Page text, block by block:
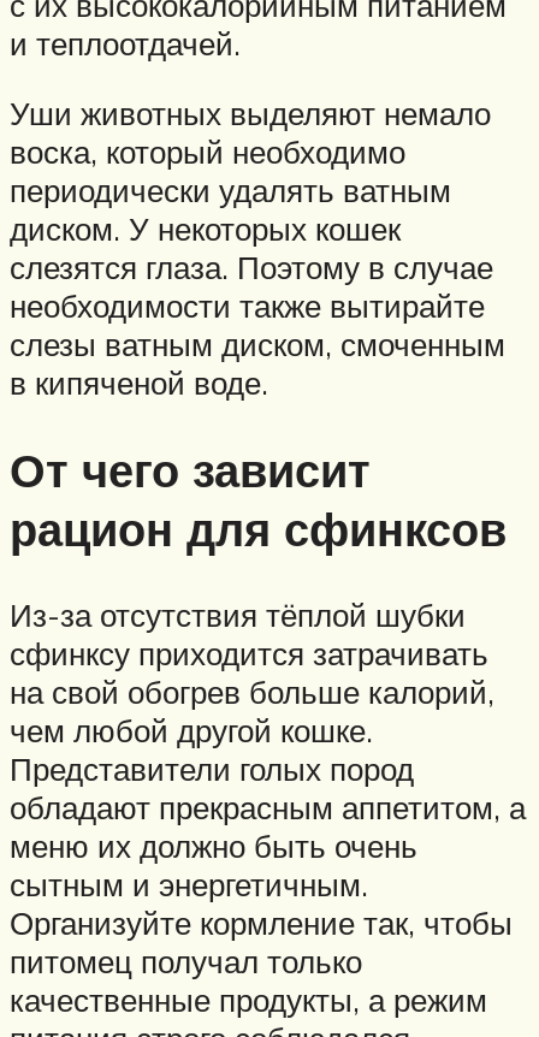
и теплоотдачей.
Уши животных выделяют немало
воска, который необходимо
периодически удалять ватным
диском. У некоторых кошек
слезятся глаза. Поэтому в случае
необходимости также вытирайте
слезы ватным диском, смоченным
в кипяченой воде.
От чего зависит
рацион для сфинксов
Из-за отсутствия тёплой шубки
сфинксу приходится затрачивать
на свой обогрев больше калорий,
чем любой другой кошке.
Представители голых пород
обладают прекрасным аппетитом, а
меню их должно быть очень
сытным и энергетичным.
Организуйте кормление так, чтобы
питомец получал только
качественные продукты, а режим